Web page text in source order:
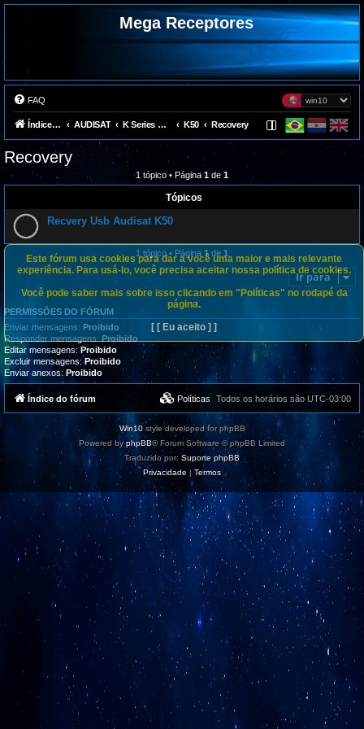
Mega Receptores
FAQ
Índice do fórum AUDISAT K Series Avalink (Team Gost) K50 Recovery
Recovery
1 tópico • Página1de 1
Tópicos
Recvery Usb Audisat K50
1 tópico • Página 1de 1
Ir para
PERMISSÕES DO FÓRUM
Enviar mensagens: Proibido
Responder mensagens: Proibido
Editar mensagens:Proibido
Excluir mensagens:Proibido
Enviar anexos: Proibido
Este fórum usa cookies para dar a você uma maior e mais relevante
experiência. Para usá-lo, você precisa aceitar nossa política de cookies.
Você pode saber mais sobre isso clicando em "Políticas" no rodapé da
página.
[ [ Eu aceito ] ]
Índice do fórum Todos os horários são UTC-03:00
Políticas
Win10style developed for phpBB
Powered byphpBB® Forum Software © phpBB Limited
Traduzido por: Suporte phpBB
Privacidade | Termos